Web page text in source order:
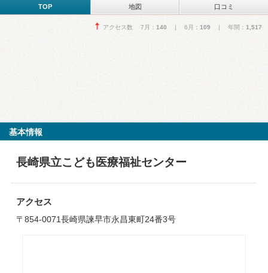
TOP 地図 口コミ
アクセス数 7月： 140 | 6月： 109 | 年間： 1,517
基本情報
長崎県立こども医療福祉センター
アクセス
〒854-0071長崎県諫早市永昌東町24番3号